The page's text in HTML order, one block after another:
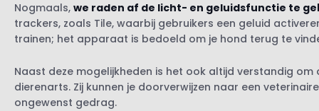
Nogmaals, we raden af de licht- en geluidsfunctie te
trackers, zoals Tile, waarbij gebruikers een geluid
trainen; het apparaat is bedoeld om je hond terug te
Naast deze mogelijkheden is het ook altijd verstandig
dierenarts. Zij kunnen je doorverwijzen naar een
ongewenst gedrag.